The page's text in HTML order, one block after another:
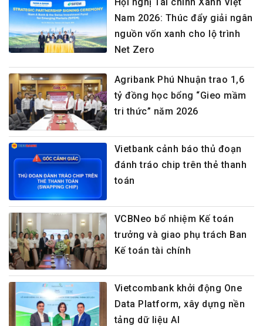
Nam 2026: Thúc đẩy giải ngân
nguồn vốn xanh cho lộ trình
Net Zero
Agribank Phú Nhuận trao 1,6
tỷ đồng học bổng “Gieo mầm
tri thức” năm 2026
Vietbank cảnh báo thủ đoạn
đánh tráo chip trên thẻ thanh
toán
VCBNeo bổ nhiệm Kế toán
trưởng và giao phụ trách Ban
Kế toán tài chính
Vietcombank khởi động One
Data Platform, xây dựng nền
tảng dữ liệu AI